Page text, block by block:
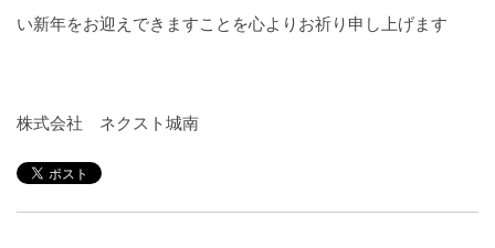
い新年をお迎えできますことを心よりお祈り申し上げます
株式会社 ネクスト城南